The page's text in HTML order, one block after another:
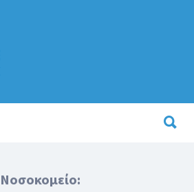
Νοσοκομείο: